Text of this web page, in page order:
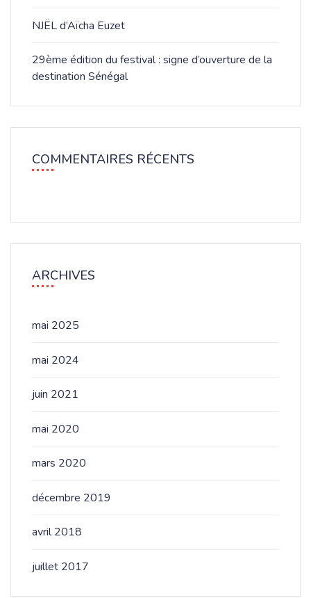
NJËL d’Aïcha Euzet
​29ème édition du festival : signe d’ouverture de la
destination Sénégal
COMMENTAIRES RÉCENTS
ARCHIVES
mai 2025
mai 2024
juin 2021
mai 2020
mars 2020
décembre 2019
avril 2018
juillet 2017